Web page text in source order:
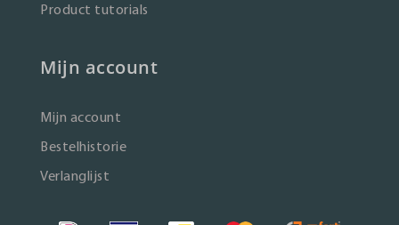
Product tutorials
Mijn account
Mijn account
Bestelhistorie
Verlanglijst